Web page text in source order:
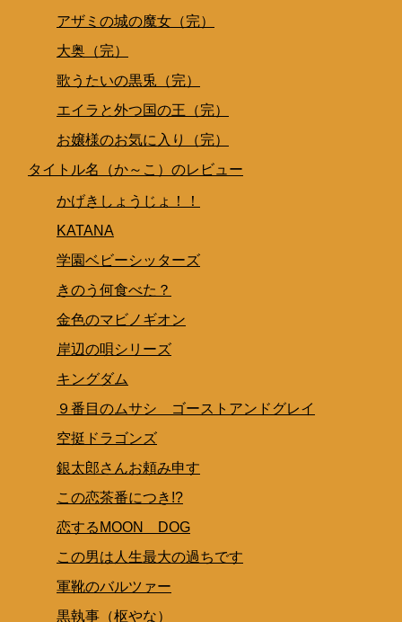
アザミの城の魔女（完）
大奥（完）
歌うたいの黒兎（完）
エイラと外つ国の王（完）
お嬢様のお気に入り（完）
タイトル名（か～こ）のレビュー
かげきしょうじょ！！
KATANA
学園ベビーシッターズ
きのう何食べた？
金色のマビノギオン
岸辺の唄シリーズ
キングダム
９番目のムサシ ゴーストアンドグレイ
空挺ドラゴンズ
銀太郎さんお頼み申す
この恋茶番につき!?
恋するMOON DOG
この男は人生最大の過ちです
軍靴のバルツァー
黒執事（枢やな）